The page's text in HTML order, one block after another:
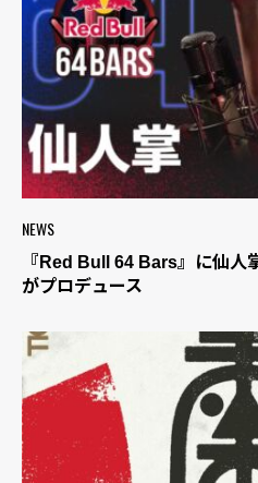
NEWS
『Red Bull 64 Bars』に仙
がプロデュース